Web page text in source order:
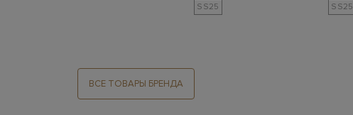
SS25 SS25
ВСЕ ТОВАРЫ БРЕНДА